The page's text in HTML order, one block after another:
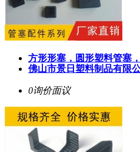
方形形塞，圆形塑料管塞
佛山市景日塑料制品有限
0询价面议